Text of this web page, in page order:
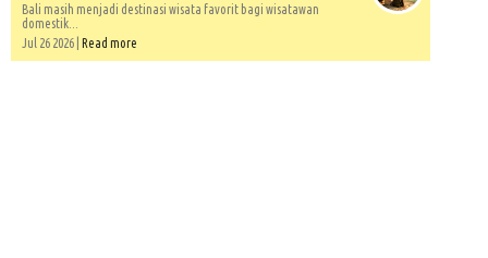
Bali masih menjadi destinasi wisata favorit bagi wisatawan
domestik...
Jul 26 2026 | Read more